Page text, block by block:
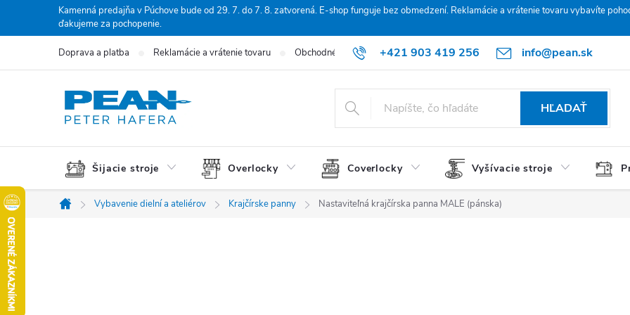
Kamenná predajňa v Púchove bude od 29. 7. do 7. 8. zatvorená. E‑shop funguje bez obmedzení. Reklamácie a vrátenie tovaru vybavíte
ďakujeme za pochopenie.
+421 903 419 256 info@pean.sk
Doprava a platba Reklamácie a vrátenie tovaru Obchodné podmienky Podmienky ochrany osobných údajov O nás
HĽADAŤ
Šijacie stroje Overlocky Coverlocky Vyšívacie stroje
Domov
Vybavenie dielní a ateliérov Krajčírske panny Nastaviteľná krajčírska panna MALE (pánska)